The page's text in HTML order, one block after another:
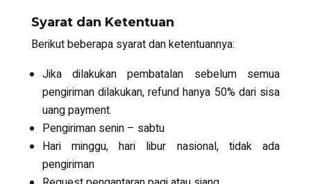
Syarat dan Ketentuan
Berikut beberapa syarat dan ketentuannya:
Jika dilakukan pembatalan sebelum semua
pengiriman dilakukan, refund hanya 50% dari sisa
uang payment.
Pengiriman senin – sabtu
Hari minggu, hari libur nasional, tidak ada
pengiriman